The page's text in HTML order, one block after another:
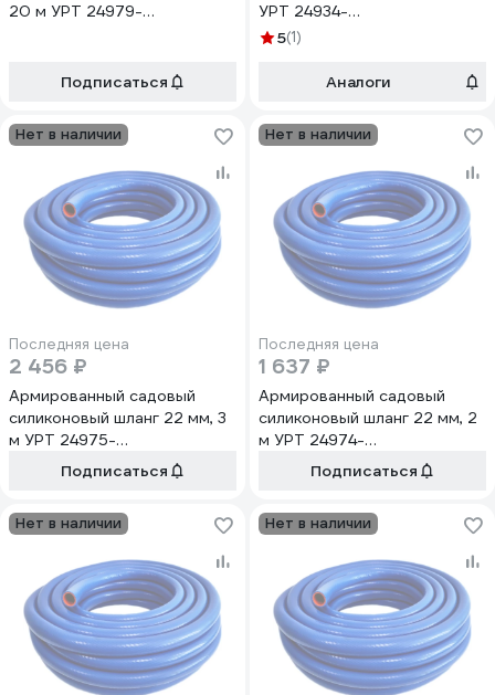
20 м УРТ 24979-
Подписаться
УРТ 24934-
рукав*сил*арм*8мм*5м
5(1)
Аналоги
Нет в наличии
Последняя цена
2 456 ₽
Армированный садовый
силиконовый шланг 22 мм, 3
м УРТ 24975-
рукав*сил*арм*22мм*3м
Подписаться
Нет в наличии
Последняя цена
1 637 ₽
Армированный садовый
силиконовый шланг 22 мм, 2
м УРТ 24974-
рукав*сил*арм*22мм*2м
Подписаться
Нет в наличии Нет в наличии